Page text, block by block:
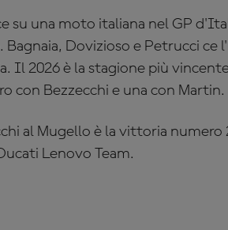
su una moto italiana nel GP
Bagnaia, Dovizioso e Petrucci
Il 2026 è la stagione più
con Bezzecchi e una con Martin.
al Mugello è la vittoria numero
Lenovo Team.